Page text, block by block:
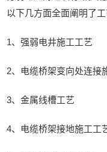
以下几方面全面阐明了
1、强弱电井施工工艺
2、电缆桥架变向处连接
3、金属线槽工艺
4、电缆桥架接地施工工